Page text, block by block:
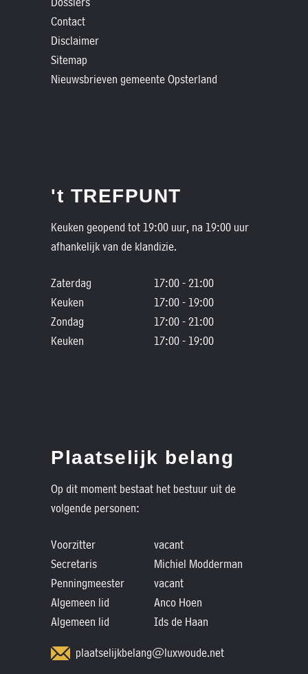
Contact
Disclaimer
Sitemap
Nieuwsbrieven gemeente Opsterland
't TREFPUNT
Keuken geopend tot 19:00 uur, na 19:00 uur
afhankelijk van de klandizie.
Zaterdag
17:00 - 21:00
Keuken
17:00 - 19:00
Zondag
17:00 - 21:00
Keuken
17:00 - 19:00
Plaatselijk belang
Op dit moment bestaat het bestuur uit de
volgende personen:
Voorzitter
vacant
Secretaris
Michiel Modderman
Penningmeester
vacant
Algemeen lid
Anco Hoen
Algemeen lid
Ids de Haan
plaatselijkbelang@luxwoude.net